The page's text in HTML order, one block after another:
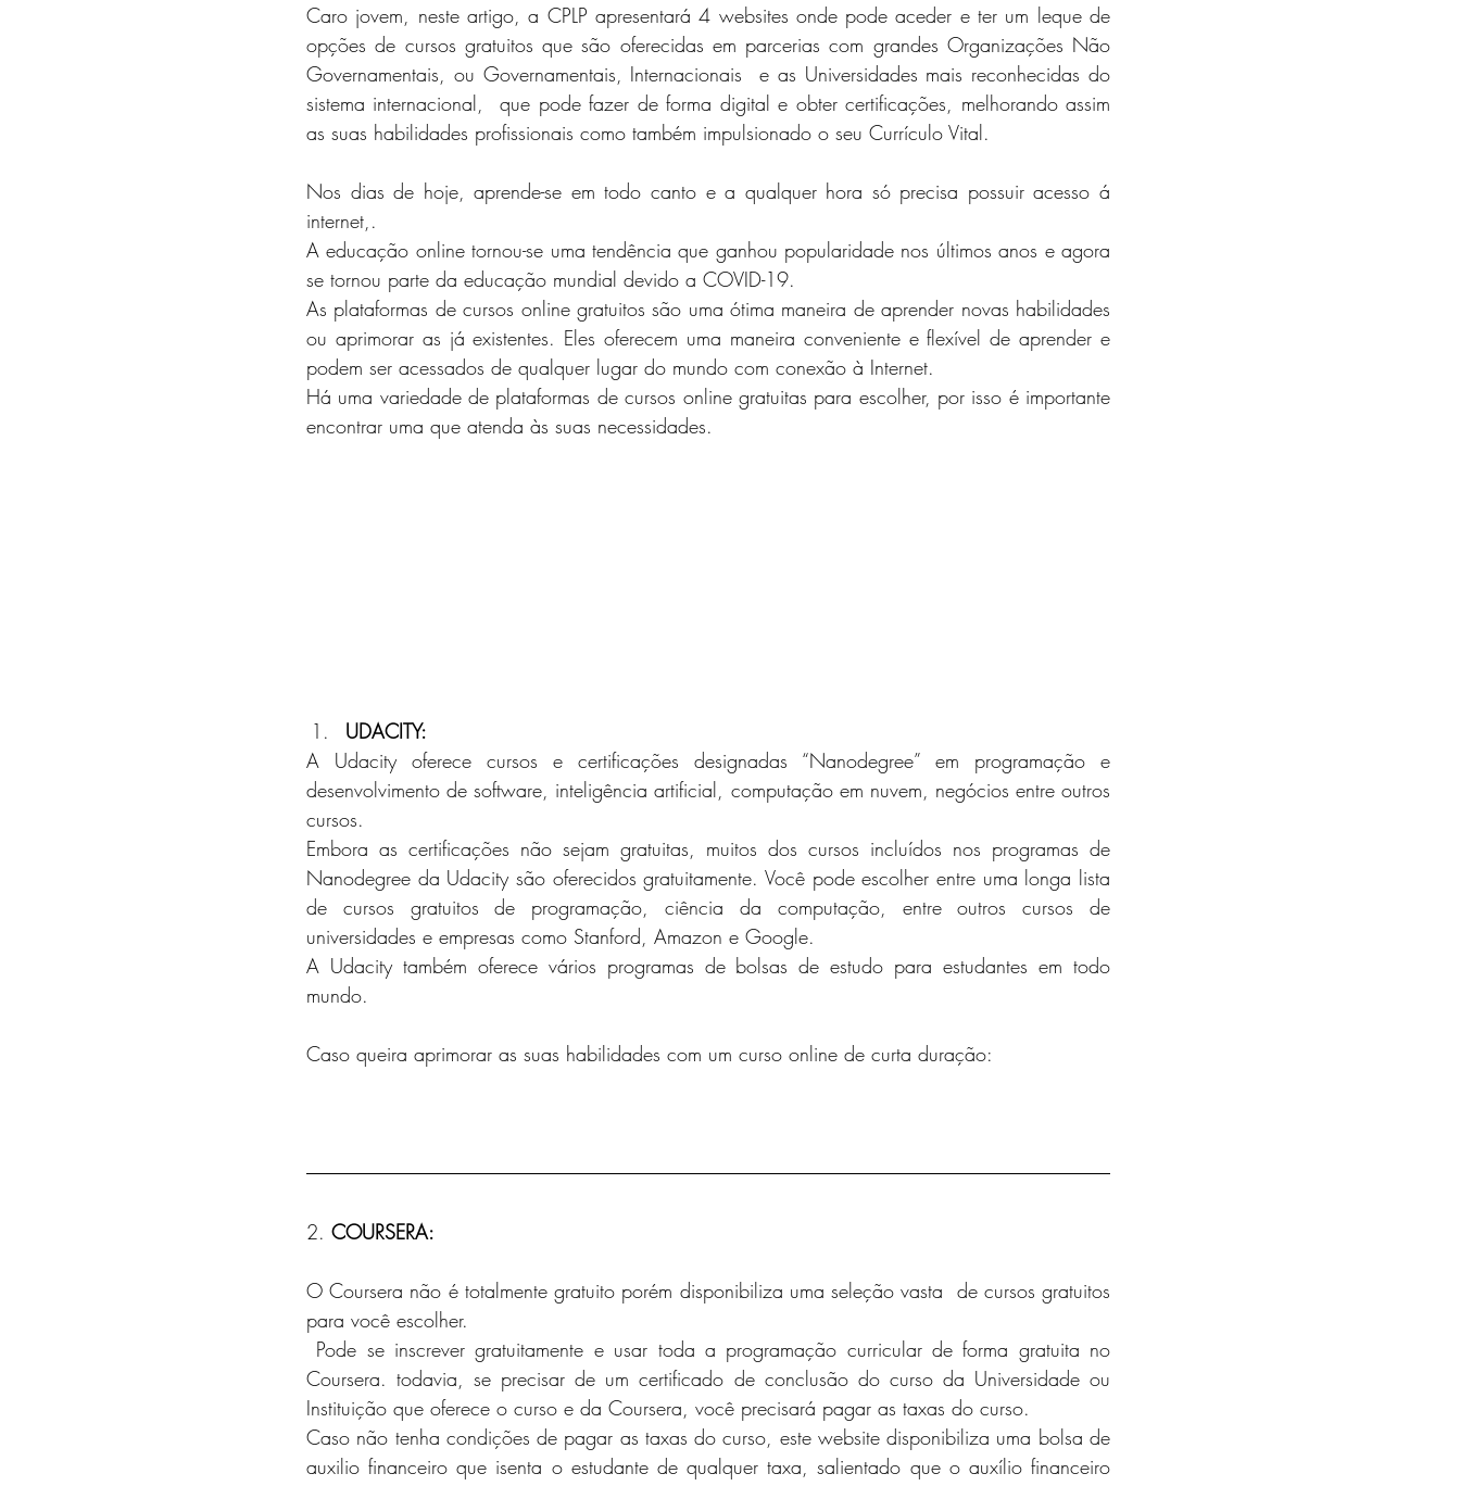
Caro jovem, neste artigo, a CPLP apresentará 4 websites onde pode aceder e ter um leque de
opções de cursos gratuitos que são oferecidas em parcerias com grandes Organizações Não
Governamentais, ou Governamentais, Internacionais  e as Universidades mais reconhecidas do
sistema internacional,  que pode fazer de forma digital e obter certificações, melhorando assim
as suas habilidades profissionais como também impulsionado o seu Currículo Vital.
Nos dias de hoje, aprende-se em todo canto e a qualquer hora só precisa possuir acesso á
internet,.
A educação online tornou-se uma tendência que ganhou popularidade nos últimos anos e agora
se tornou parte da educação mundial devido a COVID-19.
As plataformas de cursos online gratuitos são uma ótima maneira de aprender novas habilidades
ou aprimorar as já existentes. Eles oferecem uma maneira conveniente e flexível de aprender e
podem ser acessados ​​de qualquer lugar do mundo com conexão à Internet.
Há uma variedade de plataformas de cursos online gratuitas para escolher, por isso é importante
encontrar uma que atenda às suas necessidades.
UDACITY:
A Udacity oferece cursos e certificações designadas “Nanodegree” em programação e
desenvolvimento de software, inteligência artificial, computação em nuvem, negócios entre outros
cursos.
Embora as certificações não sejam gratuitas, muitos dos cursos incluídos nos programas de
Nanodegree da Udacity são oferecidos gratuitamente. Você pode escolher entre uma longa lista
de cursos gratuitos de programação, ciência da computação, entre outros cursos de
universidades e empresas como Stanford, Amazon e Google.
A Udacity também oferece vários programas de bolsas de estudo para estudantes em todo
mundo.
Caso queira aprimorar as suas habilidades com um curso online de curta duração:
2. COURSERA:
O Coursera não é totalmente gratuito porém disponibiliza uma seleção vasta  de cursos gratuitos
para você escolher.
Coursera. todavia, se precisar de um certificado de conclusão do curso da Universidade ou
Instituição que oferece o curso e da Coursera, você precisará pagar as taxas do curso.
Caso não tenha condições de pagar as taxas do curso, este website disponibiliza uma bolsa de
auxilio financeiro que isenta o estudante de qualquer taxa, salientado que o auxílio financeiro